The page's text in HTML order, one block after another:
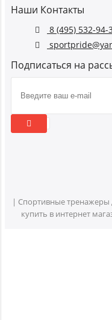
Наши Контакты
8 (495) 532-94-
Подписаться на
| Спортивные тренажеры
купить в интернет